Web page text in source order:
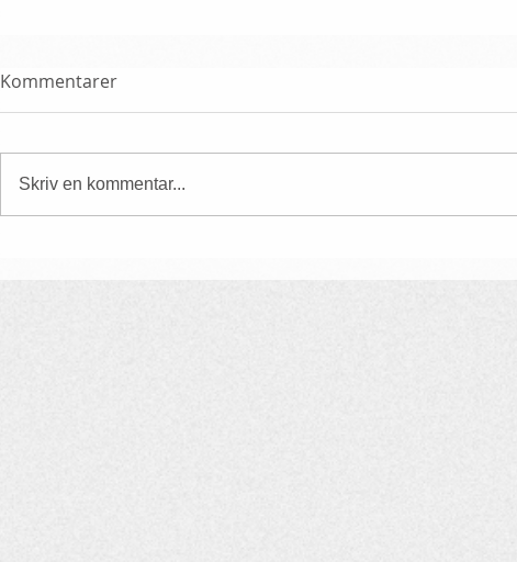
Kommentarer
Skriv en kommentar...